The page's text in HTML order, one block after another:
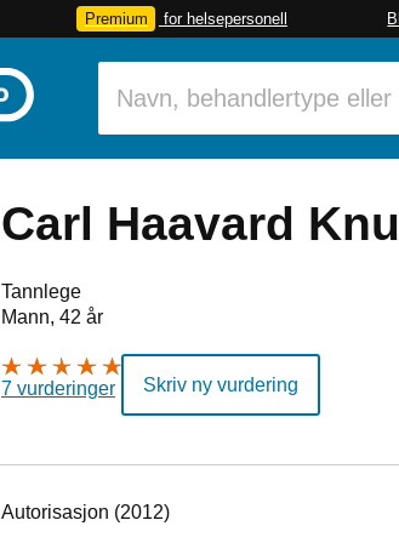
Premium for helsepersonell
Carl Haavard
Tannlege
Mann, 42 år
7 vurderinger Skriv ny vurdering
Autorisasjon (2012)